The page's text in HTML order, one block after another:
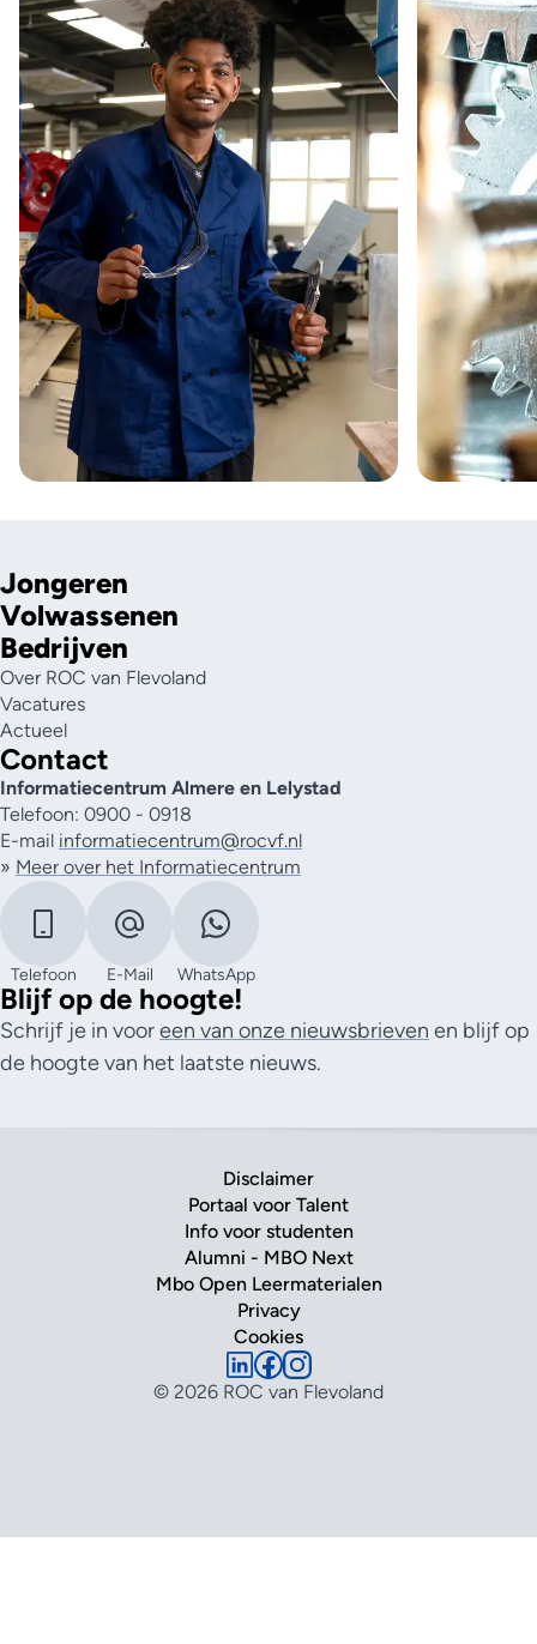
Jongeren
Volwassenen
Bedrijven
Over ROC van Flevoland
Vacatures
Actueel
Contact
Informatiecentrum Almere en Lelystad
Telefoon: 0900 - 0918
E-mail informatiecentrum@rocvf.nl
» Meer over het Informatiecentrum
Telefoon E-Mail WhatsApp
Blijf op de hoogte!
Schrijf je in vooreen van onze nieuwsbrieven en blijf op
de hoogte van het laatste nieuws.
Disclaimer
Portaal voor Talent
Info voor studenten
Alumni - MBO Next
Mbo Open Leermaterialen
Privacy
Cookies
© 2026 ROC van Flevoland